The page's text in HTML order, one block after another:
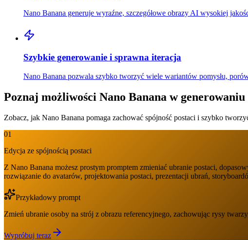
Nano Banana generuje wyraźne, szczegółowe obrazy AI wysokiej
Szybkie generowanie i sprawna iteracja
Nano Banana pozwala szybko tworzyć wiele wariantów pomysłu,
Poznaj możliwości Nano Banana w
Zobacz, jak Nano Banana pomaga zachować spójność postaci i szybko
01
Edycja ze spójnością postaci
Z Nano Banana możesz prostym promptem zmieniać ubranie postaci,
rozwiązanie do avatarów, projektowania postaci, prezentacji ubrań,
Przykładowy prompt
Zmień ubranie osoby na strój z obrazu referencyjnego, zachowując rysy
Wypróbuj teraz